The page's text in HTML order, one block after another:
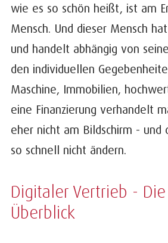
wie es so schön heißt, ist am
Mensch. Und dieser Mensch
und handelt abhängig von
den individuellen
Maschine, Immobilien,
eine Finanzierung verhandelt
eher nicht am Bildschirm - und
so schnell nicht ändern.
Digitaler Vertrieb -
Überblick